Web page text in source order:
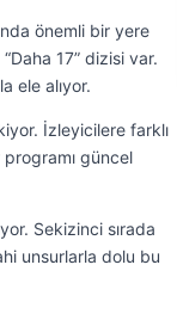
önemli bir yere
17” dizisi var.
ele alıyor.
İzleyicilere farklı
programı güncel
Sekizinci sırada
unsurlarla dolu bu